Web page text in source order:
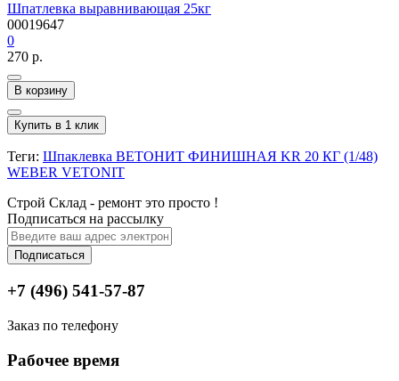
Шпатлевка выравнивающая 25кг
00019647
0
270 р.
В корзину
Купить в 1 клик
Теги: Шпаклевка ВЕТОНИТ ФИНИШНАЯ KR 20 КГ (1/48)
WEBER VETONIT
Строй Склад - ремонт это просто !
Подписаться на рассылку
Подписаться
+7 (496) 541-57-87
Заказ по телефону
Рабочее время